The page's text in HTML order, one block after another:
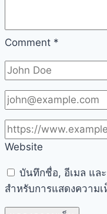
Comment *
Website
บันทึกชื่อ, อีเมล แล
สำหรับการแสดงความ